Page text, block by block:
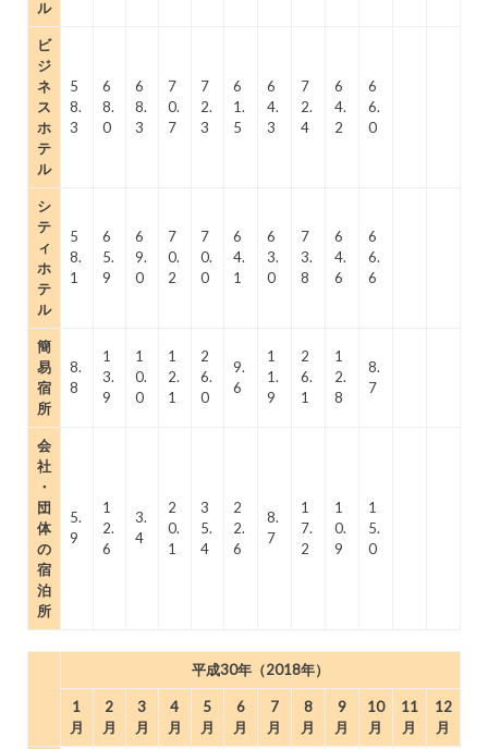
ル
ビ
ジ
ネ
ス
ホ
テ
ル
5
8.
3
6
8.
0
6
8.
3
7
0.
7
7
2.
3
6
1.
5
6
4.
3
7
2.
4
6
4.
2
6
6.
0
シ
テ
ィ
ホ
テ
ル
5
8.
1
6
5.
9
6
9.
0
7
0.
2
7
0.
0
6
4.
1
6
3.
0
7
3.
8
6
4.
6
6
6.
6
簡
易
宿
所
8.
8
1
3.
9
1
0.
0
1
2.
1
2
6.
0
9.
6
1
1.
9
2
6.
1
1
2.
8
8.
7
会
社
・
団
体
の
宿
泊
所
5.
9
1
2.
6
3.
4
2
0.
1
3
5.
4
2
2.
6
8.
7
1
7.
2
1
0.
9
1
5.
0
平成30年（2018年）
1
月
2
月
3
月
4
月
5
月
6
月
7
月
8
月
9
月
10
月
11
月
12
月